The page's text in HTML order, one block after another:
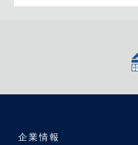
企業情報